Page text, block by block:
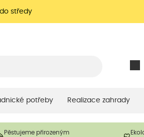
středy
potřeby Realizace zahrady
Pěstujeme přirozeným